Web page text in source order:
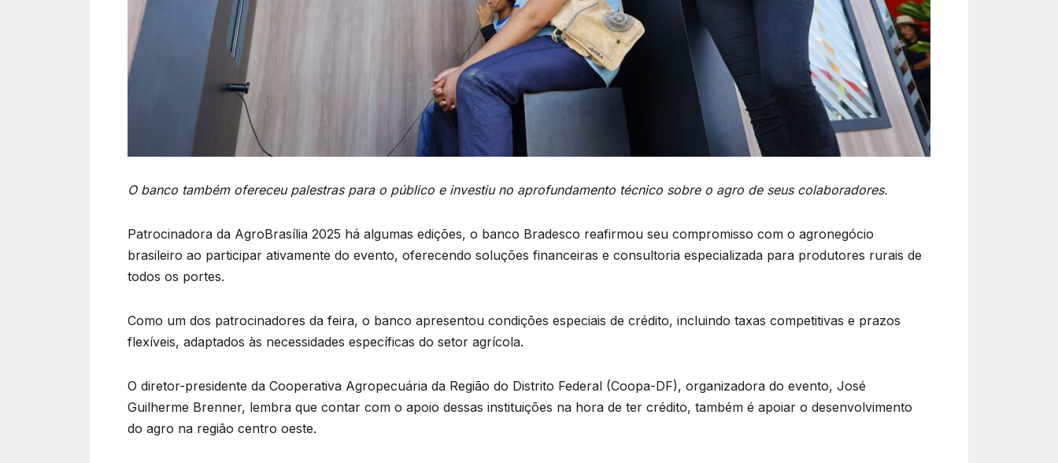
O banco também ofereceu palestras para o público e investiu no aprofundamento técnico sobre o agro de seus colaboradores.
Patrocinadora da AgroBrasília 2025 há algumas edições, o banco Bradesco reafirmou seu compromisso com o agronegócio
brasileiro ao participar ativamente do evento, oferecendo soluções financeiras e consultoria especializada para produtores rurais de
todos os portes.
Como um dos patrocinadores da feira, o banco apresentou condições especiais de crédito, incluindo taxas competitivas e prazos
flexíveis, adaptados às necessidades específicas do setor agrícola.
O diretor-presidente da Cooperativa Agropecuária da Região do Distrito Federal (Coopa-DF), organizadora do evento, José
Guilherme Brenner, lembra que contar com o apoio dessas instituições na hora de ter crédito, também é apoiar o desenvolvimento
do agro na região centro oeste.